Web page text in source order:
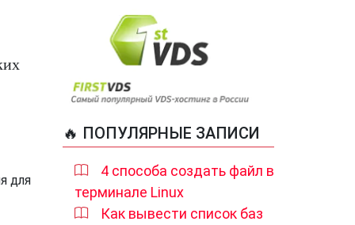
для
🔥 ПОПУЛЯРНЫЕ ЗАПИСИ
4 способа создать файл в
терминале Linux
Как вывести список баз